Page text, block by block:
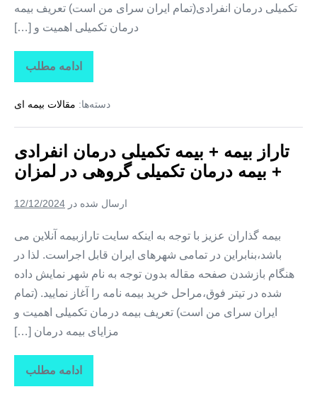
تکمیلی درمان انفرادی(تمام ایران سرای من است) تعریف بیمه
درمان تکمیلی اهمیت و […]
ادامه مطلب
تاراز
بیمه
بیمه
درمان
+
بیمه
درمان
تکمیلی
در
دسته‌ها: مقالات بیمه ای
تاراز بیمه + بیمه تکمیلی درمان انفرادی
+ بیمه درمان تکمیلی گروهی در لمزان
ارسال شده در 12/12/2024
بیمه گذاران عزیز با توجه به اینکه سایت تارازبیمه آنلاین می
باشد،بنابراین در تمامی شهرهای ایران قابل اجراست. لذا در
هنگام بازشدن صفحه مقاله بدون توجه به نام شهر نمایش داده
شده در تیتر فوق،مراحل خرید بیمه نامه را آغاز نمایید. (تمام
ایران سرای من است) تعریف بیمه درمان تکمیلی اهمیت و
مزایای بیمه درمان […]
ادامه مطلب
تاراز
بیمه